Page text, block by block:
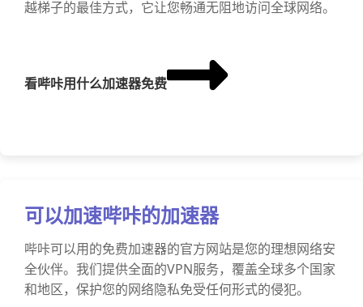
越梯子的最佳方式，它让您畅通无阻地访问全球网络。
看哔咔用什么加速器免费
可以加速哔咔的加速器
哔咔可以用的免费加速器的官方网站是您的理想网络安
全伙伴。我们提供全面的VPN服务，覆盖全球多个国家
和地区，保护您的网络隐私免受任何形式的侵犯。